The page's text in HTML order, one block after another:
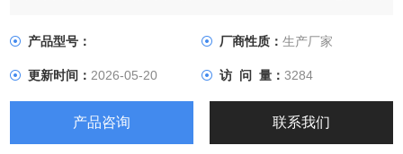
产品型号：
厂商性质： 生产厂家
更新时间：2026-05-20 访 问 量： 3284
产品咨询 联系我们